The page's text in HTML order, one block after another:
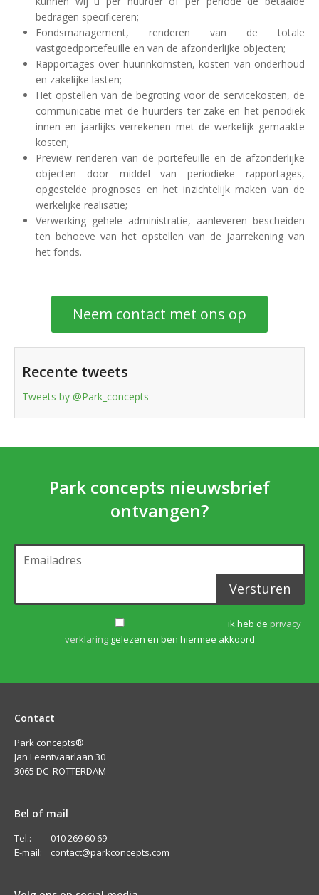
bedragen specificeren;
Fondsmanagement, renderen van de totale
vastgoedportefeuille en van de afzonderlijke objecten;
Rapportages over huurinkomsten, kosten van onderhoud
en zakelijke lasten;
Het opstellen van de begroting voor de servicekosten, de
communicatie met de huurders ter zake en het periodiek
innen en jaarlijks verrekenen met de werkelijk gemaakte
kosten;
Preview renderen van de portefeuille en de afzonderlijke
objecten door middel van periodieke rapportages,
opgestelde prognoses en het inzichtelijk maken van de
werkelijke realisatie;
Verwerking gehele administratie, aanleveren bescheiden
ten behoeve van het opstellen van de jaarrekening van
het fonds.
Neem contact met ons op
Recente tweets
Tweets by @Park_concepts
Park concepts nieuwsbrief
ontvangen?
Versturen
ik heb de privacy
verklaringgelezen en ben hiermee akkoord
Contact
Park concepts®
Jan Leentvaarlaan 30
3065 DC ROTTERDAM
Bel of mail
Tel.: 010 269 60 69
E-mail: contact@parkconcepts.com